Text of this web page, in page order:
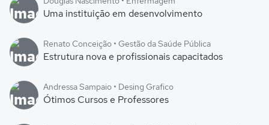
Uma instituição em desenvolvimento
Renato Conceição • Gestão da Saúde Pública
Estrutura nova e profissionais capacitados
Andressa Sampaio • Desing Grafico
Ótimos Cursos e Professores